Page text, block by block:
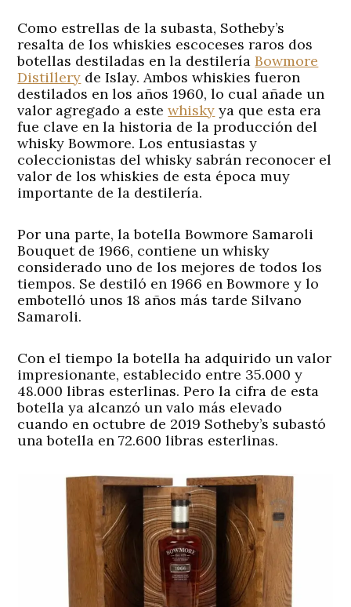
Como estrellas de la subasta, Sotheby’s
resalta de los whiskies escoceses raros dos
botellas destiladas en la destileríaBowmore
Distillery de Islay. Ambos whiskies fueron
destilados en los años 1960, lo cual añade un
valor agregado a estewhisky ya que esta era
fue clave en la historia de la producción del
whisky Bowmore. Los entusiastas y
coleccionistas del whisky sabrán reconocer el
valor de los whiskies de esta época muy
importante de la destilería.
Por una parte, la botella Bowmore Samaroli
Bouquet de 1966, contiene un whisky
considerado uno de los mejores de todos los
tiempos. Se destiló en 1966 en Bowmore y lo
embotelló unos 18 años más tarde Silvano
Samaroli.
Con el tiempo la botella ha adquirido un valor
impresionante, establecido entre 35.000 y
48.000 libras esterlinas. Pero la cifra de esta
botella ya alcanzó un valo más elevado
cuando en octubre de 2019 Sotheby’s subastó
una botella en 72.600 libras esterlinas.